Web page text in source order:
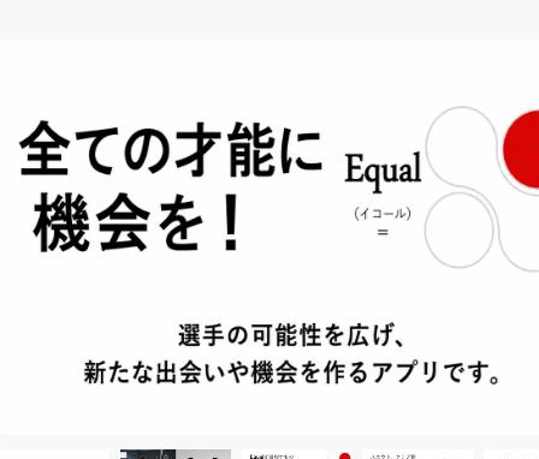
テクノロジー・ガジェット ゲーム・
映像・映画 書籍・雑誌
チャレンジ
まちづくり・地域活性化
CAMPFIREふるさと納税